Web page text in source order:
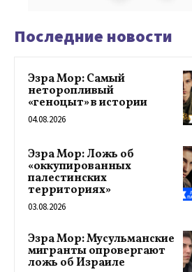
Последние новости
Эзра Мор: Самый
неторопливый
«геноцыт» в истории
04.08.2026
Эзра Мор: Ложь об
«оккупированных
палестинских
территориях»
03.08.2026
Эзра Мор: Мусульманские
мигранты опровергают
ложь об Израиле